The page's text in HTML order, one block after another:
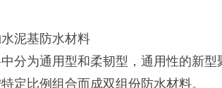
泥基防水材料
为通用型和柔韧型，通用性的新型
定比例组合而成双组份防水材料。